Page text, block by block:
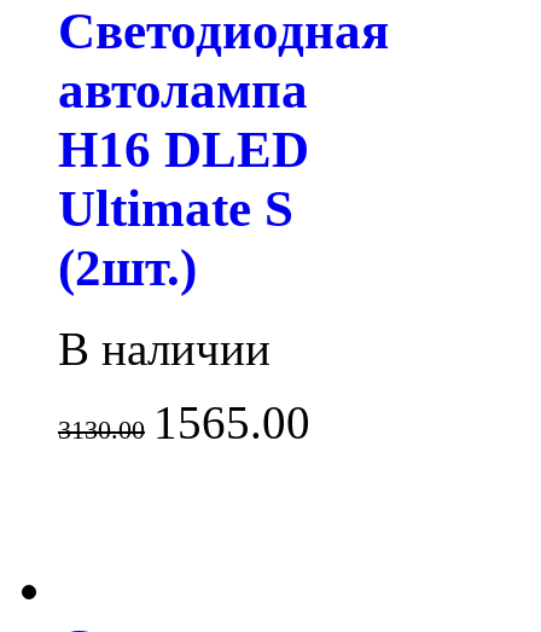
Светодиодная
автолампа
H16 DLED
Ultimate S
(2шт.)
В наличии
3130.00 1565.00